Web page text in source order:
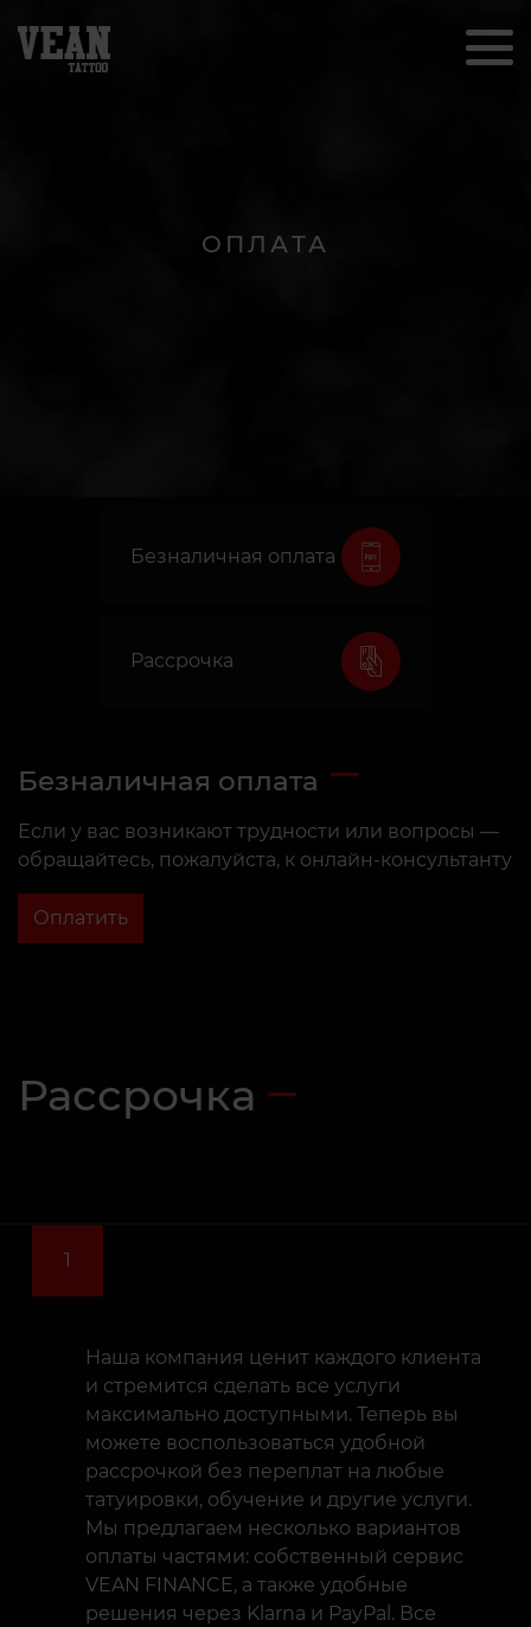
ОПЛАТА
Безналичная оплата
Рассрочка
Безналичная оплата
Если у вас возникают трудности или вопросы —
обращайтесь, пожалуйста, к онлайн-консультанту
Оплатить
Рассрочка
1
Наша компания ценит каждого клиента
и стремится сделать все услуги
максимально доступными. Теперь вы
можете воспользоваться удобной
рассрочкой без переплат на любые
татуировки, обучение и другие услуги.
Мы предлагаем несколько вариантов
оплаты частями: собственный сервис
VEAN FINANCE, а также удобные
решения через Klarna и PayPal. Все